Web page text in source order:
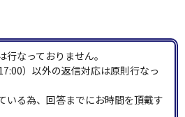
なっておりません。
）以外の返信対応は原則行なっ
る為、回答までにお時間を頂戴す